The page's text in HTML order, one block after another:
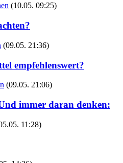
(10.05. 09:25)
(09.05. 21:36)
empfehlenswert?
(09.05. 21:06)
immer daran denken:
11:28)